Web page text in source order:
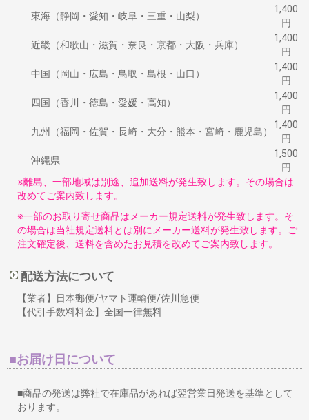
東海（静岡・愛知・岐阜・三重・山梨）
1,400
円
近畿（和歌山・滋賀・奈良・京都・大阪・兵庫）
1,400
円
中国（岡山・広島・鳥取・島根・山口）
1,400
円
四国（香川・徳島・愛媛・高知）
1,400
円
九州（福岡・佐賀・長崎・大分・熊本・宮崎・鹿児島）
1,400
円
沖縄県
1,500
円
※離島、一部地域は別途、追加送料が発生致します。その場合は
改めてご案内致します。
※一部のお取り寄せ商品はメーカー規定送料が発生致します。そ
の場合は当社規定送料とは別にメーカー送料が発生致します。ご
注文確定後、送料を含めたお見積を改めてご案内致します。
配送方法について
【業者】日本郵便/ヤマト運輸便/佐川急便
【代引手数料料金】全国一律無料
■お届け日について
■商品の発送は弊社で在庫品があれば翌営業日発送を基準として
おります。